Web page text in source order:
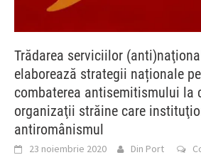
Trădarea serviciilor
elaborează strategii naționale
combaterea antisemitismului la
organizaţii străine care
antiromânismul
23 noiembrie 2020 Din Port